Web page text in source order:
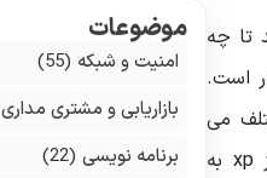
تا چه
است.
می
xp به
موضوعات
امنیت و شبکه (55)
بازاریابی و مشتری مداری
برنامه نویسی (22)